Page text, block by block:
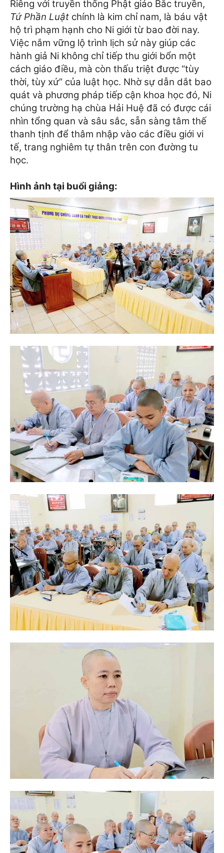
Riêng với truyền thống Phật giáo Bắc truyền,
Tứ Phần Luật chính là kim chỉ nam, là báu vật
hộ trì phạm hạnh cho Ni giới từ bao đời nay.
Việc nắm vững lộ trình lịch sử này giúp các
hành giả Ni không chỉ tiếp thu giới bổn một
cách giáo điều, mà còn thấu triệt được “tùy
thời, tùy xứ” của luật học. Nhờ sự dẫn dắt bao
quát và phương pháp tiếp cận khoa học đó, Ni
chúng trường hạ chùa Hải Huệ đã có được cái
nhìn tổng quan và sâu sắc, sẵn sàng tâm thế
thanh tịnh để thâm nhập vào các điều giới vi
tế, trang nghiêm tự thân trên con đường tu
học.
Hình ảnh tại buổi giảng: